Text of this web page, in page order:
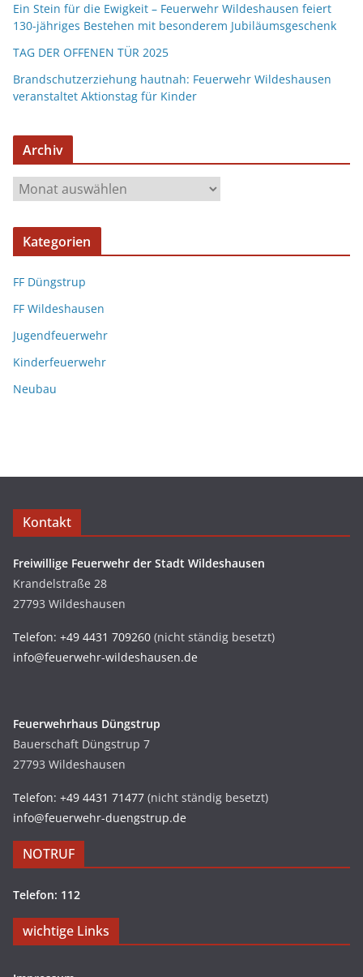
Ein Stein für die Ewigkeit – Feuerwehr Wildeshausen feiert
130-jähriges Bestehen mit besonderem Jubiläumsgeschenk
TAG DER OFFENEN TÜR 2025
Brandschutzerziehung hautnah: Feuerwehr Wildeshausen
veranstaltet Aktionstag für Kinder
Archiv
Kategorien
FF Düngstrup
FF Wildeshausen
Jugendfeuerwehr
Kinderfeuerwehr
Neubau
Kontakt
Freiwillige Feuerwehr der Stadt Wildeshausen
Krandelstraße 28
27793 Wildeshausen
Telefon: +49 4431 709260 (nicht ständig besetzt)
info@feuerwehr-wildeshausen.de
Feuerwehrhaus Düngstrup
Bauerschaft Düngstrup 7
27793 Wildeshausen
Telefon: +49 4431 71477 (nicht ständig besetzt)
info@feuerwehr-duengstrup.de
NOTRUF
Telefon: 112
wichtige Links